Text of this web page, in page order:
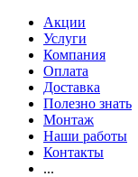
Акции
Услуги
Компания
Оплата
Доставка
Полезно знать
Монтаж
Наши работы
Контакты
...